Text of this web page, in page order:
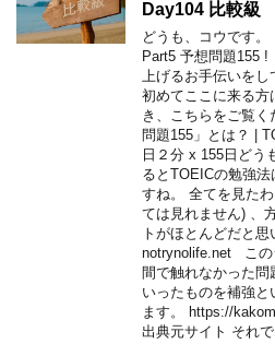
Day104 比較級
どうも、コウです
Part5 予想問題155
上げるお手伝いを
初めてここに来る方
き、こちらをご覧
問題155」とは？ |
日２分 x 155日どう
るとTOEICの勉強
すね。 全てを見た
ては見れません) 、
トがほとんどだと
notrynolife.net この
間で触れなかった問
いったものを補強
ます。 https://
出典元サイト それ